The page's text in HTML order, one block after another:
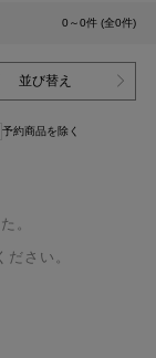
0～0件 (全0件)
並び替え
予約商品を除く
。
さい。